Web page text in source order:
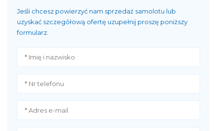
Jeśli chcesz powierzyć nam sprzedaż samolotu lub
uzyskać szczegółową ofertę uzupełnij proszę poniższy
formularz.